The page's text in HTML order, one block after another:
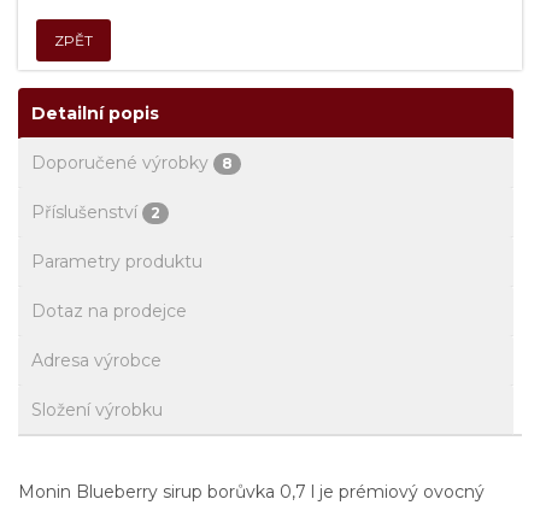
ZPĚT
Detailní popis
Doporučené výrobky 8
Příslušenství 2
Parametry produktu
Dotaz na prodejce
Adresa výrobce
Složení výrobku
Monin Blueberry sirup borůvka 0,7 l je prémiový ovocný